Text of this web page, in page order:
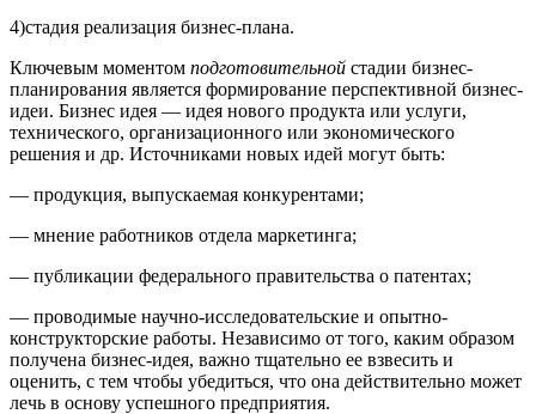
4)стадия реализация бизнес-плана.
Ключевым моментом подготовительной стадии бизнес-
планирования является формирование перспективной бизнес-
идеи. Бизнес идея — идея нового продукта или услуги,
технического, организационного или экономического
решения и др. Источниками новых идей могут быть:
— продукция, выпускаемая конкурентами;
— мнение работников отдела маркетинга;
— публикации федерального правительства о патентах;
— проводимые научно-исследовательские и опытно-
конструкторские работы. Независимо от того, каким образом
получена бизнес-идея, важно тщательно ее взвесить и
оценить, с тем чтобы убедиться, что она действительно может
лечь в основу успешного предприятия.